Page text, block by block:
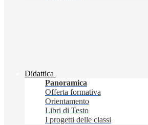
Didattica
Panoramica
Offerta formativa
Orientamento
Libri di Testo
I progetti delle classi